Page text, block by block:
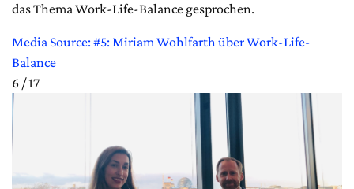
das Thema Work-Life-Balance gesprochen.
Media Source: #5: Miriam Wohlfarth über Work-Life-
Balance
6 / 17